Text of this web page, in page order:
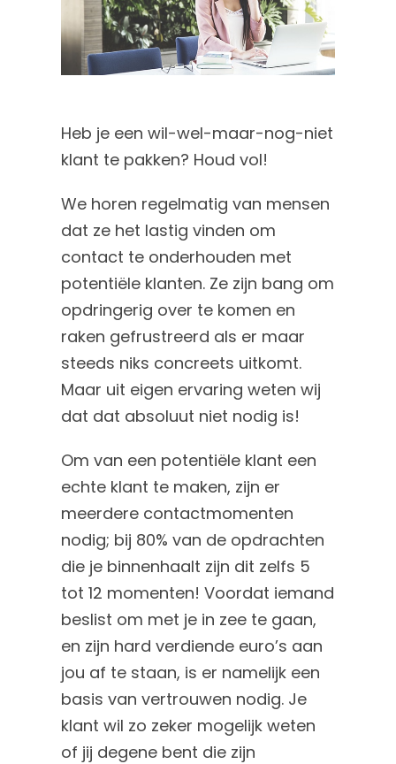
Heb je een wil-wel-maar-nog-niet
klant te pakken? Houd vol!
We horen regelmatig van mensen
dat ze het lastig vinden om
contact te onderhouden met
potentiële klanten. Ze zijn bang om
opdringerig over te komen en
raken gefrustreerd als er maar
steeds niks concreets uitkomt.
Maar uit eigen ervaring weten wij
dat dat absoluut niet nodig is!
Om van een potentiële klant een
echte klant te maken, zijn er
meerdere contactmomenten
nodig; bij 80% van de opdrachten
die je binnenhaalt zijn dit zelfs 5
tot 12 momenten! Voordat iemand
beslist om met je in zee te gaan,
en zijn hard verdiende euro’s aan
jou af te staan, is er namelijk een
basis van vertrouwen nodig. Je
klant wil zo zeker mogelijk weten
of jij degene bent die zijn